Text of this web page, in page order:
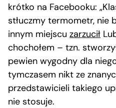
krótko na Facebooku:
stłuczmy termometr, nie
innym miejscu zarzucił
chochołem – tzn.
pewien wygodny dla
tymczasem nikt ze
przedstawicieli takiego
nie stosuje.